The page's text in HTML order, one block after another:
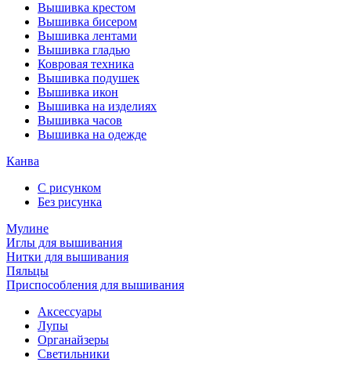
Вышивка крестом
Вышивка бисером
Вышивка лентами
Вышивка гладью
Ковровая техника
Вышивка подушек
Вышивка икон
Вышивка на изделиях
Вышивка часов
Вышивка на одежде
Канва
С рисунком
Без рисунка
Мулине
Иглы для вышивания
Нитки для вышивания
Пяльцы
Приспособления для вышивания
Аксессуары
Лупы
Органайзеры
Светильники